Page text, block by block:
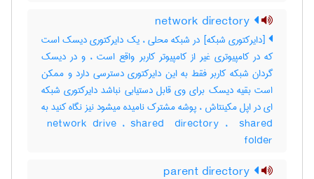
[دایرکتوری شبکه] در شبکه محلی ، یک دایرکتوری دیسک است
که در کامپیوتری غیر از کامپیوتر کاربر واقع است ، و در دیسک
گردان شبکه کاربر فقط به این دایرکتوری دسترسی دارد و ممکن
است بقیه دیسک برای وی قابل دستیابی نباشد دایرکتوری شبکه
ای در اپل مکینتاش ، پوشه مشترک نامیده میشود نیز نگاه کنید به
‎ network drive ، ‎shared ‎ directory ، ‎ shared
folder